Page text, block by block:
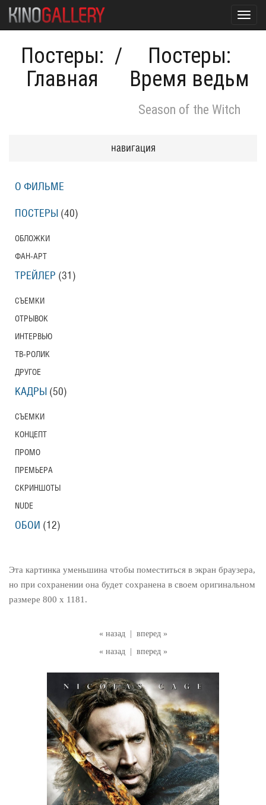
Постеры:
Главная
/
Постеры:
Время ведьм
Season of the Witch
« назад
вперед »
« назад
вперед »
Эта картинка уменьшина чтобы поместиться в экран браузера,
но при сохранении она будет сохранена в своем оригинальном
размере 800 x 1181.
навигация
О ФИЛЬМЕ
ПОСТЕРЫ (40)
ОБЛОЖКИ
ФАН-АРТ
ТРЕЙЛЕР (31)
СЪЕМКИ
ОТРЫВОК
ИНТЕРВЬЮ
ТВ-РОЛИК
ДРУГОЕ
КАДРЫ (50)
СЪЕМКИ
КОНЦЕПТ
ПРОМО
ПРЕМЬЕРА
СКРИНШОТЫ
NUDE
ОБОИ (12)